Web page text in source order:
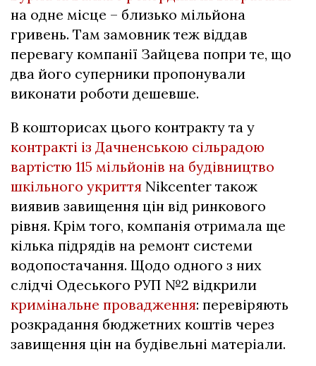
на одне місце – близько мільйона
гривень. Там замовник теж віддав
перевагу компанії Зайцева попри те, що
два його суперники пропонували
виконати роботи дешевше.
В кошторисах цього контракту та у
контракті із Дачненською сільрадою
вартістю 115 мільйонів на будівництво
шкільного укриття Nikcenter також
виявив завищення цін від ринкового
рівня. Крім того, компанія отримала ще
кілька підрядів на ремонт системи
водопостачання. Щодо одного з них
слідчі Одеського РУП №2 відкрили
кримінальне провадження: перевіряють
розкрадання бюджетних коштів через
завищення цін на будівельні матеріали.